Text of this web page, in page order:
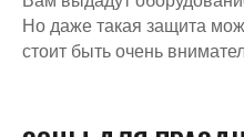
Но даже такая защита
стоит быть очень